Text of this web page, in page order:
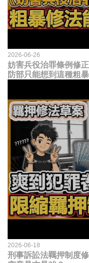
2026-06-26
妨害兵役治罪條例修
防部只能想到這種粗
2026-06-18
刑事訴訟法羈押制度